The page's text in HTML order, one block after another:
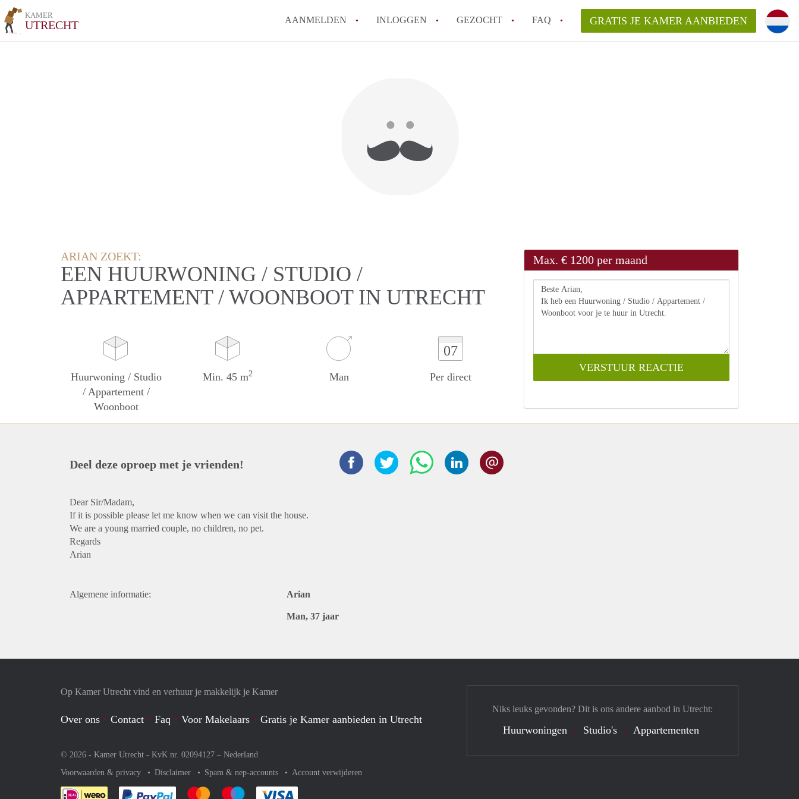
KAMER
UTRECHT AANMELDEN INLOGGEN GEZOCHT FAQ
Alle veelgestelde vragen
GRATIS JE KAMER AANBIEDEN
ARIAN ZOEKT:
EEN HUURWONING / STUDIO /
APPARTEMENT / WOONBOOT IN UTRECHT
Huurwoning / Studio
/ Appartement /
Woonboot
Min. 45 m2 Man
07
Per direct
Max. € 1200 per maand
Deel deze oproep met je vrienden!
Dear Sir/Madam,
If it is possible please let me know when we can visit the house.
We are a young married couple, no children, no pet.
Regards
Arian
Algemene informatie: Arian
Man, 37 jaar
Op Kamer Utrecht vind en verhuur je makkelijk je Kamer
Over ons Contact Faq Voor Makelaars Gratis je Kamer aanbieden in Utrecht
© 2026 - Kamer Utrecht - KvK nr. 02094127 – Nederland
Voorwaarden & privacy
Disclaimer Spam & nep-accounts Account verwijderen
Je rekent gemakkelijk af met Paypal
Je rekent gemakkelijk af met Mastercard
Je rekent gemakkelijk af met Meastro
Niks leuks gevonden? Dit is ons andere aanbod in Utrecht:
Huurwoningen Studio's Appartementen